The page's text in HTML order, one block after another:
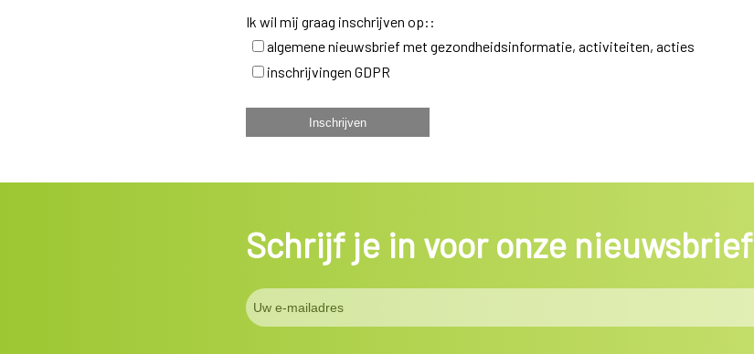
Ik wil mij graag inschrijven op::
algemene nieuwsbrief met gezondheidsinformatie, activiteiten, acties
inschrijvingen GDPR
Schrijf je in voor onze nieuwsbrief